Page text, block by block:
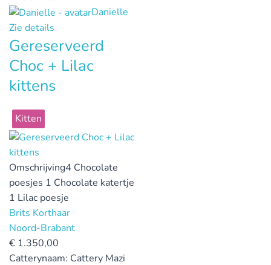
Danielle
Zie details
Gereserveerd
Choc + Lilac
kittens
Kitten
Omschrijving4 Chocolate
poesjes 1 Chocolate katertje
1 Lilac poesje
Brits Korthaar
Noord-Brabant
€ 1.350,00
Catterynaam: Cattery Mazi